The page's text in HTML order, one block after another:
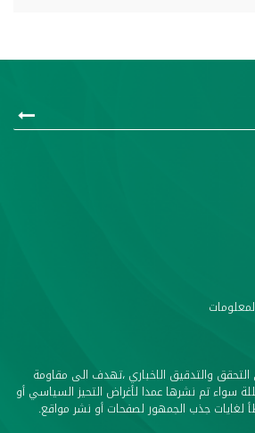
والتدقيق الاخباري ،تهدف الى مقاومة
سواء تم نشرها عمدا لأغراض التحيز السياسي أو
لغايات جذب الجمهور لصفحات أو نشر مواقع.